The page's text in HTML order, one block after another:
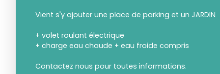
Vient s'y ajouter une place de parking et un JARDIN
+ volet roulant électrique
+ charge eau chaude + eau froide compris
Contactez nous pour toutes informations.